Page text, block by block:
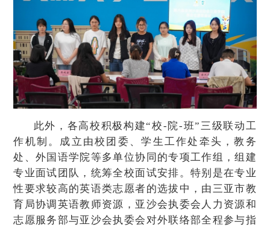
此外，各高校积极构建“校-院-班”三级联动工
作机制。成立由校团委、学生工作处牵头，教务
处、外国语学院等多单位协同的专项工作组，组建
专业面试团队，统筹全校面试安排。特别是在专业
性要求较高的英语类志愿者的选拔中，由三亚市教
育局协调英语教师资源，亚沙会执委会人力资源和
志愿服务部与亚沙会执委会对外联络部全程参与指